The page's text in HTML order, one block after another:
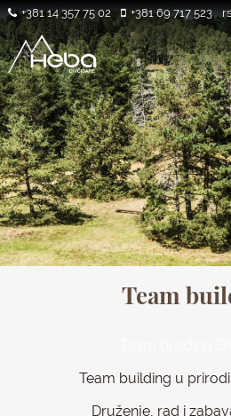
+381 14 357 75 02 +381 69 717 523 rs
Team
Team building u
Druženje, rad i